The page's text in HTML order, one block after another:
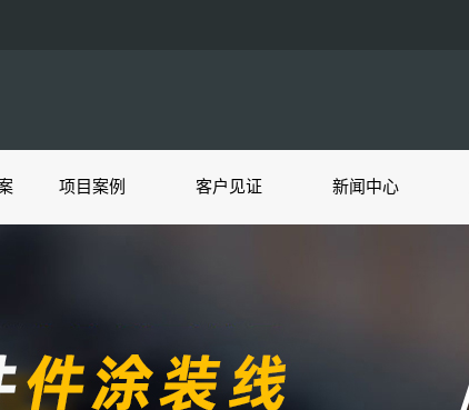
项目案例 客户见证 新闻中心